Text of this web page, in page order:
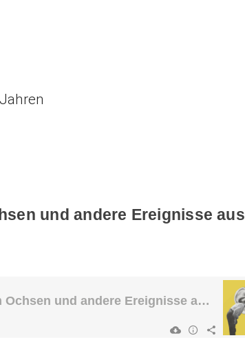
und andere Ereignisse aus
Showdown mit dem Ochsen und andere Ereignisse aus Schleswig-Holstein